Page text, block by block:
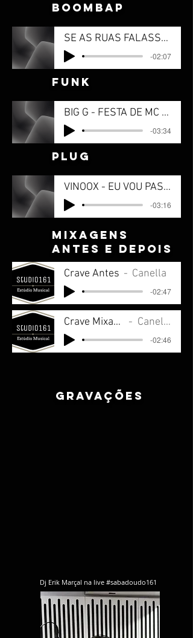
boombap
SE AS RUAS FALASSEM Prod Suburbano
-02:07
funk
BIG G - FESTA DE MC - FT. HENDY P
-03:34
plug
VINOOX - EU VOU PASSAR DE FOGUETAO - Prod Suburbano
-03:16
mixagens
Antes e depois
Crave Antes Canella
-02:47
Crave Mixado Canella
-02:46
gravações
Dj Erik Marçal na live #sabadoudo161